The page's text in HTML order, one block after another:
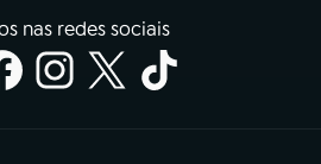
nas redes sociais